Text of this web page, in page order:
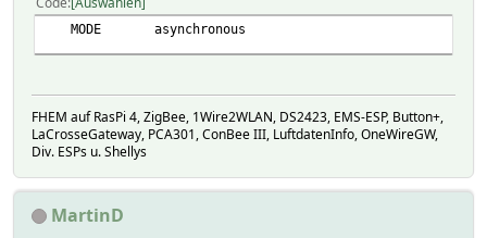
MODE asynchronous
FHEM auf RasPi 4, ZigBee, 1Wire2WLAN, DS2423, EMS-ESP, Button+,
LaCrosseGateway, PCA301, ConBee III, LuftdatenInfo, OneWireGW,
Div. ESPs u. Shellys
MartinD